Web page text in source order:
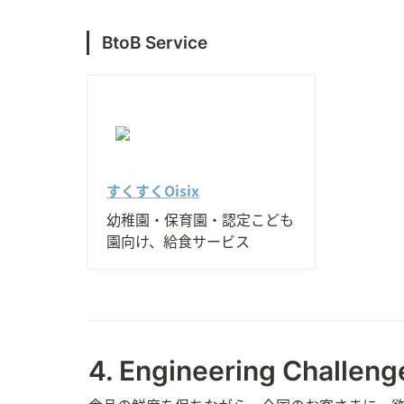
BtoB Service
すくすくOisix
幼稚園・保育園・認定こども
園向け、給食サービス
4. Engineering